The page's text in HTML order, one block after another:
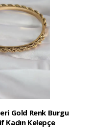
Gold Renk Burgu
Kadın Kelepçe